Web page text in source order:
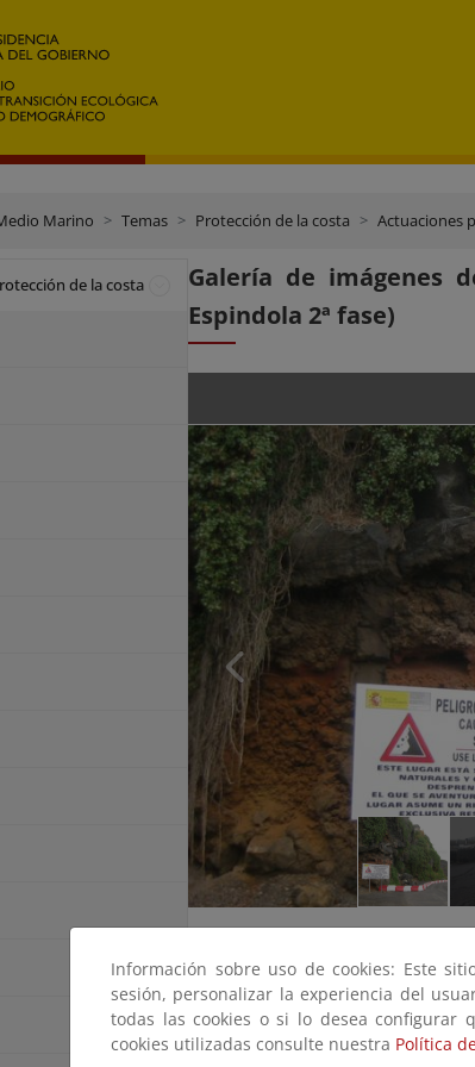
Marino Temas Protección de la costa Actuaciones
de la costa
Galería de imágenes
Espindola 2ª fase)
Información sobre uso de cookies: Este
sesión, personalizar la experiencia del
todas las cookies o si lo desea configurar
cookies utilizadas consulte nuestra Política